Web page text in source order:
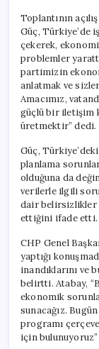
Toplantının
Güç, Türkiye’de
çekerek,
problemler
partimizin
anlatmak ve
Amacımız,
güçlü bir iletişim
üretmektir” dedi.
Güç,
planlama
olduğuna da
verilerle ilgili
dair belirsizlikler
ettiğini ifade etti.
CHP Genel
yaptığı
inandıklarını ve
belirtti. Atabay,
ekonomik
sunacağız.
programı
için